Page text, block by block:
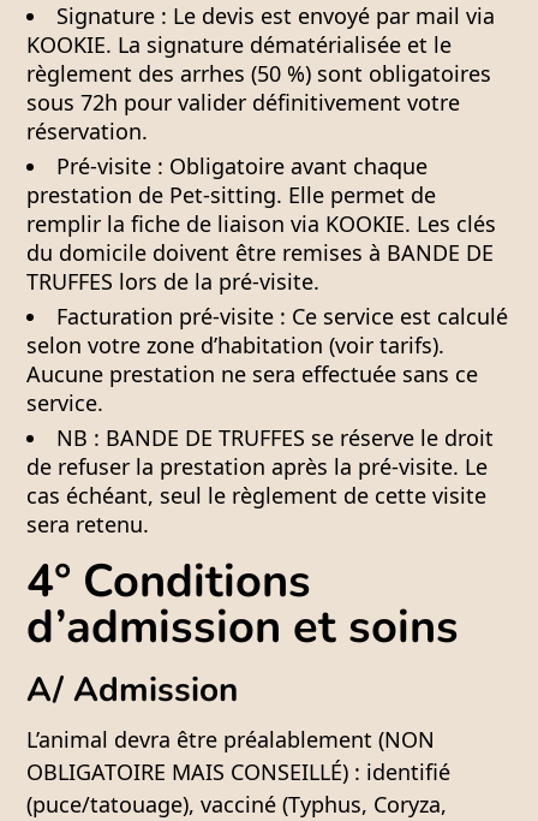
Signature : Le devis est envoyé par mail via
KOOKIE. La signature dématérialisée et le
règlement des arrhes (50 %) sont obligatoires
sous 72h pour valider définitivement votre
réservation.
Pré-visite : Obligatoire avant chaque
prestation de Pet-sitting. Elle permet de
remplir la fiche de liaison via KOOKIE. Les clés
du domicile doivent être remises à BANDE DE
TRUFFES lors de la pré-visite.
Facturation pré-visite : Ce service est calculé
selon votre zone d’habitation (voir tarifs).
Aucune prestation ne sera effectuée sans ce
service.
NB : BANDE DE TRUFFES se réserve le droit
de refuser la prestation après la pré-visite. Le
cas échéant, seul le règlement de cette visite
sera retenu.
4° Conditions
d’admission et soins
A/ Admission
L’animal devra être préalablement (NON
OBLIGATOIRE MAIS CONSEILLÉ) : identifié
(puce/tatouage), vacciné (Typhus, Coryza,